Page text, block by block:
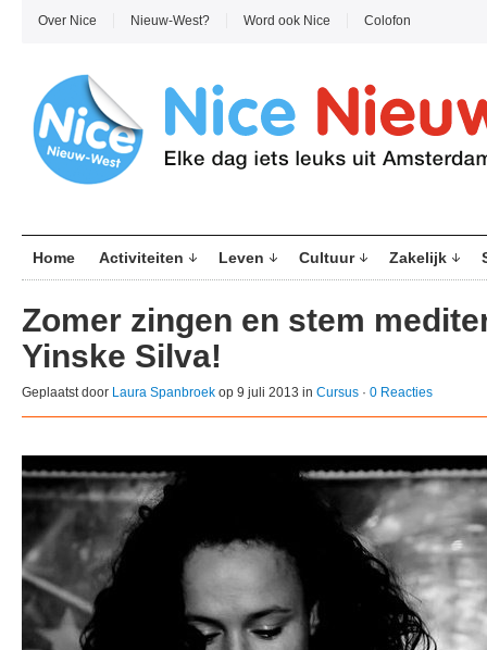
Over Nice Nieuw-West? Word ook Nice Colofon
Home Activiteiten Leven Cultuur Zakelijk
Zomer zingen en stem
Yinske Silva!
Geplaatst door Laura Spanbroek op 9 juli 2013 in Cursus · 0 Reacties